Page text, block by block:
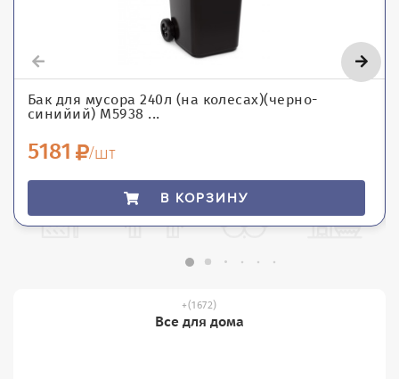
Бак для мусора 240л (на колесах)(черно-
синийий) М5938 ...
5181 /шт
В КОРЗИНУ
(1672)
Все для дома